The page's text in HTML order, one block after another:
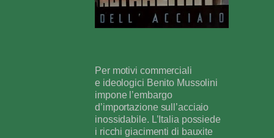
Per motivi commerciali
e ideologici Benito Mussolini
impone l’embargo
d’importazione sull’acciaio
inossidabile. L’Italia possiede
i ricchi giacimenti di bauxite